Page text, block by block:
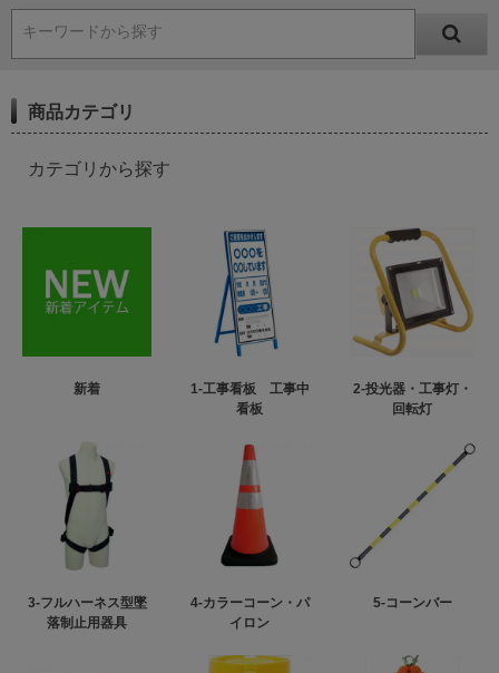
キーワードから探す
商品カテゴリ
カテゴリから探す
新着
1-工事看板 工事中
看板
2-投光器・工事灯・
回転灯
3-フルハーネス型墜
落制止用器具
4-カラーコーン・パ
イロン
5-コーンバー